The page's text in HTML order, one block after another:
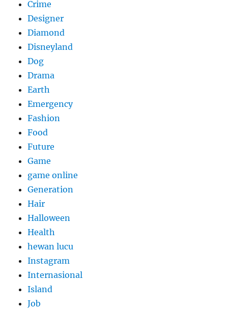
Crime
Designer
Diamond
Disneyland
Dog
Drama
Earth
Emergency
Fashion
Food
Future
Game
game online
Generation
Hair
Halloween
Health
hewan lucu
Instagram
Internasional
Island
Job